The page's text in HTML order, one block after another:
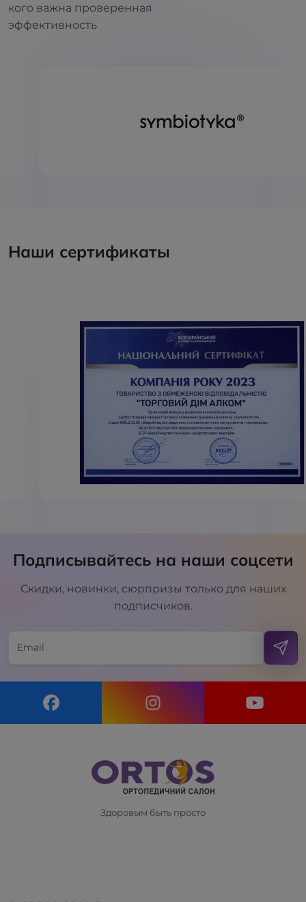
кого важна проверенная
эффективность
Наши сертификаты
Подписывайтесь на наши соцсети
Скидки, новинки, сюрпризы только для наших
подписчиков.
Здоровым быть просто